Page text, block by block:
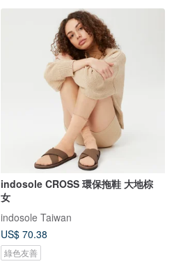
indosole CROSS 環保拖鞋 大地棕
女
indosole Taiwan
US$ 70.38
綠色友善